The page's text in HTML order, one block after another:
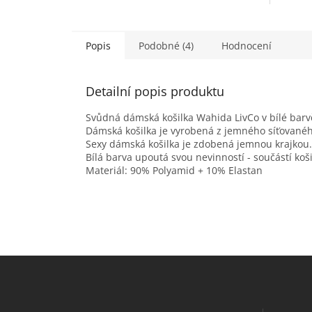
Popis Podobné (4) Hodnocení
Detailní popis produktu
Svůdná dámská košilka Wahida LivCo v bílé
Dámská košilka je vyrobená z jemného
Sexy dámská košilka je zdobená jemnou krajkou.
Bílá barva upoutá svou nevinností - součástí
Materiál: 90% Polyamid + 10% Elastan
Z